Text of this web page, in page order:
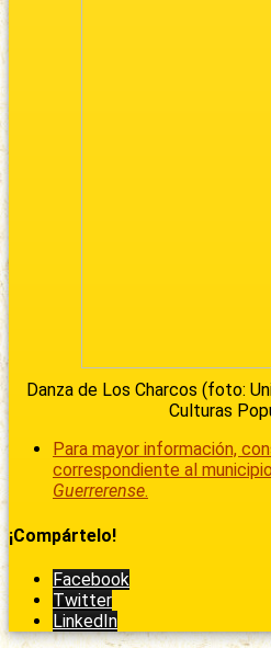
Danza de Los Charcos (foto:
Culturas
Para mayor información,
correspondiente al
Guerrerense.
¡Compártelo!
Facebook
Twitter
LinkedIn